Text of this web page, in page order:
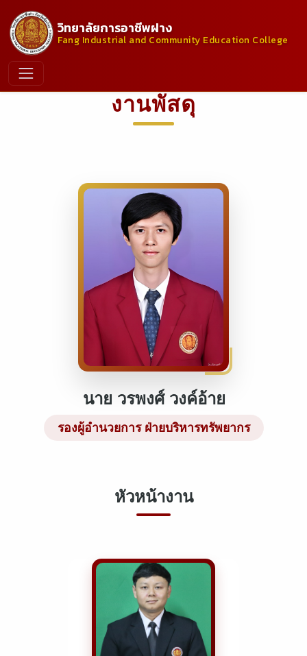
วิทยาลัยการอาชีพฝาง
Fang Industrial and Community Education College
งานพัสดุ
นาย วรพงศ์ วงค์อ้าย
รองผู้อำนวยการ ฝ่ายบริหารทรัพยากร
หัวหน้างาน